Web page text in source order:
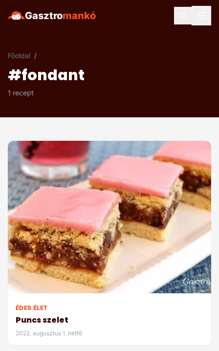
Gasztromankó
Főoldal /
#fondant
1 recept
ÉDES ÉLET
Puncs szelet
2022. augusztus 1. hétfő